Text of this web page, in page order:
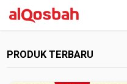
PRODUK TERBARU